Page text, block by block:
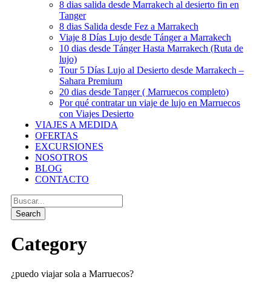
8 dias salida desde Marrakech al desierto fin en
Tanger
8 dias Salida desde Fez a Marrakech
Viaje 8 Días Lujo desde Tánger a Marrakech
10 dias desde Tánger Hasta Marrakech (Ruta de
lujo)
Tour 5 Días Lujo al Desierto desde Marrakech –
Sahara Premium
20 dias desde Tanger ( Marruecos completo)
Por qué contratar un viaje de lujo en Marruecos
con Viajes Desierto
VIAJES A MEDIDA
OFERTAS
EXCURSIONES
NOSOTROS
BLOG
CONTACTO
Category
¿puedo viajar sola a Marruecos?